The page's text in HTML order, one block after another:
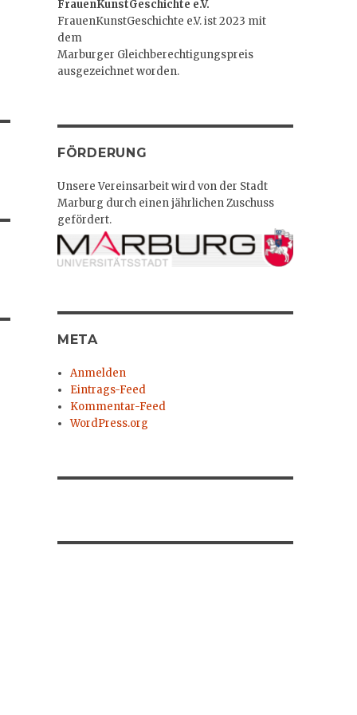
FrauenKunstGeschichte e.V.
FrauenKunstGeschichte e.V. ist 2023 mit
dem
Marburger Gleichberechtigungspreis
ausgezeichnet worden.
FÖRDERUNG
Unsere Vereinsarbeit wird von der Stadt
Marburg durch einen jährlichen Zuschuss
gefördert.
META
Anmelden
Eintrags-Feed
Kommentar-Feed
WordPress.org